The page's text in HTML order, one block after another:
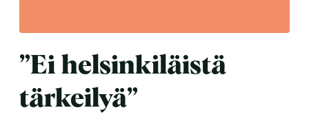
”Ei helsinkiläistä
tärkeilyä”